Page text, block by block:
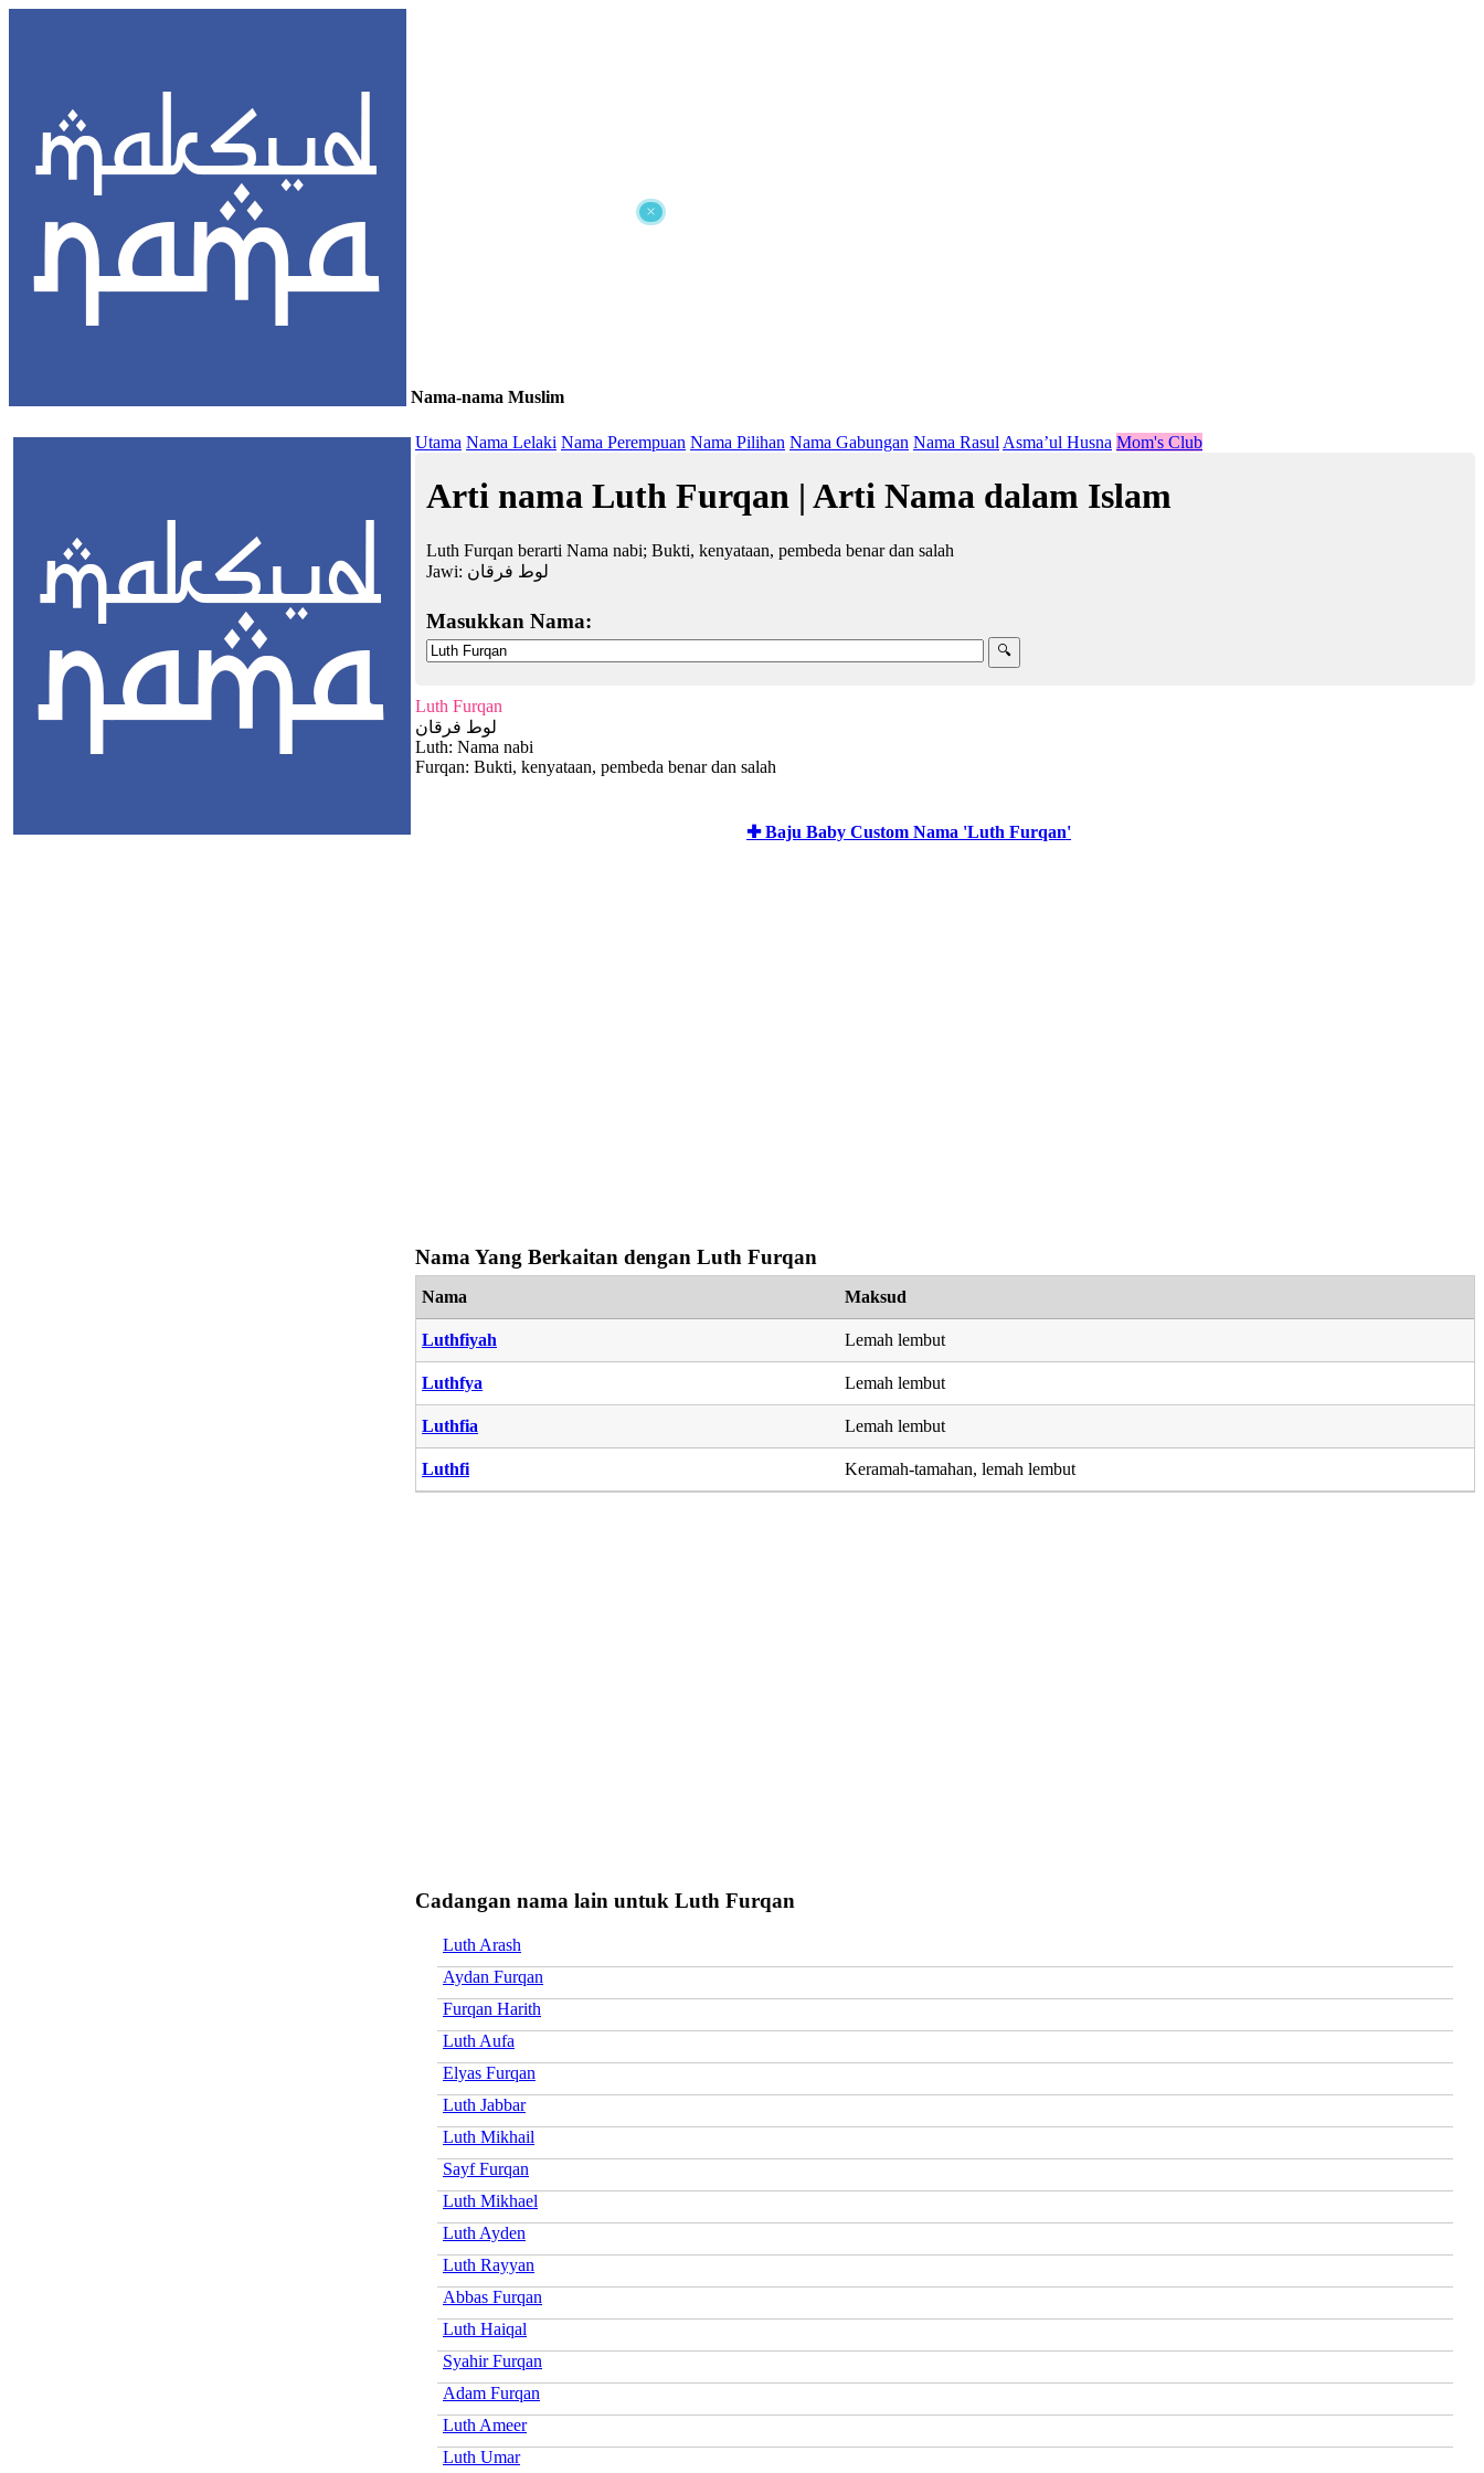
×
Nama-nama Muslim
Utama Nama Lelaki Nama Perempuan Nama Pilihan Nama Gabungan Nama Rasul Asma’ul Husna Mom's Club
Arti nama Luth Furqan | Arti Nama dalam Islam
Luth Furqan berarti Nama nabi; Bukti, kenyataan, pembeda benar dan salah
Jawi: لوط فرقان
Masukkan Nama:
Luth Furqan
لوط فرقان
Luth: Nama nabi
Furqan: Bukti, kenyataan, pembeda benar dan salah
✚ Baju Baby Custom Nama 'Luth Furqan'
Nama Yang Berkaitan dengan Luth Furqan
Nama Maksud
Luthfiyah Lemah lembut
Luthfya Lemah lembut
Luthfia Lemah lembut
Luthfi Keramah-tamahan, lemah lembut
Cadangan nama lain untuk Luth Furqan
Luth Arash
Aydan Furqan
Furqan Harith
Luth Aufa
Elyas Furqan
Luth Jabbar
Luth Mikhail
Sayf Furqan
Luth Mikhael
Luth Ayden
Luth Rayyan
Abbas Furqan
Luth Haiqal
Syahir Furqan
Adam Furqan
Luth Ameer
Luth Umar